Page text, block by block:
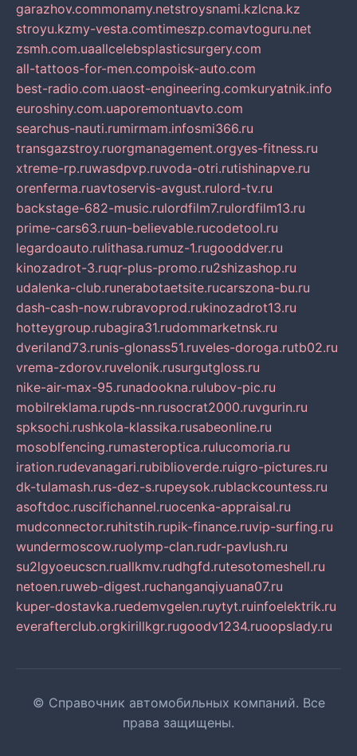
garazhov.commonamy.netstroysnami.kzlcna.kz
stroyu.kzmy-vesta.comtimeszp.comavtoguru.net
zsmh.com.uaallcelebsplasticsurgery.com
all-tattoos-for-men.compoisk-auto.com
best-radio.com.uaost-engineering.comkuryatnik.info
euroshiny.com.uaporemontuavto.com
searchus-nauti.rumirmam.infosmi366.ru
transgazstroy.ruorgmanagement.orgyes-fitness.ru
xtreme-rp.ruwasdpvp.ruvoda-otri.rutishinapve.ru
orenferma.ruavtoservis-avgust.rulord-tv.ru
backstage-682-music.rulordfilm7.rulordfilm13.ru
prime-cars63.ruun-believable.rucodetool.ru
legardoauto.rulithasa.rumuz-1.rugooddver.ru
kinozadrot-3.ruqr-plus-promo.ru2shizashop.ru
udalenka-club.runerabotaetsite.rucarszona-bu.ru
dash-cash-now.rubravoprod.rukinozadrot13.ru
hotteygroup.rubagira31.rudommarketnsk.ru
dveriland73.runis-glonass51.ruveles-doroga.rutb02.ru
vrema-zdorov.ruvelonik.rusurgutgloss.ru
nike-air-max-95.runadookna.rulubov-pic.ru
mobilreklama.rupds-nn.rusocrat2000.ruvgurin.ru
spksochi.rushkola-klassika.rusabeonline.ru
mosoblfencing.rumasteroptica.rulucomoria.ru
iration.rudevanagari.rubiblioverde.ruigro-pictures.ru
dk-tulamash.rus-dez-s.rupeysok.rublackcountess.ru
asoftdoc.ruscifichannel.ruocenka-appraisal.ru
mudconnector.ruhitstih.rupik-finance.ruvip-surfing.ru
wundermoscow.ruolymp-clan.rudr-pavlush.ru
su2lgyoeucscn.ruallkmv.rudhgfd.rutesotomeshell.ru
netoen.ruweb-digest.ruchanganqiyuana07.ru
kuper-dostavka.ruedemvgelen.ruytyt.ruinfoelektrik.ru
everafterclub.orgkirillkgr.rugoodv1234.ruoopslady.ru
© Справочник автомобильных компаний. Все
права защищены.